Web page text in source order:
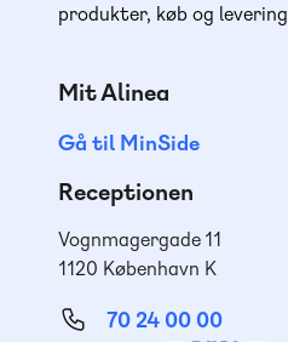
produkter, køb og levering
Mit Alinea
Gå til MinSide
Receptionen
Vognmagergade 11
1120 København K
70 24 00 00